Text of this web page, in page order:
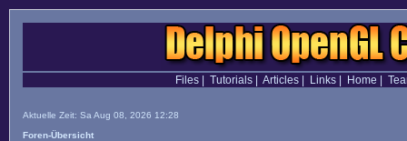
Files| Tutorials| Articles| Links| Home
Aktuelle Zeit: Sa Aug 08, 2026 12:28
Foren-Übersicht